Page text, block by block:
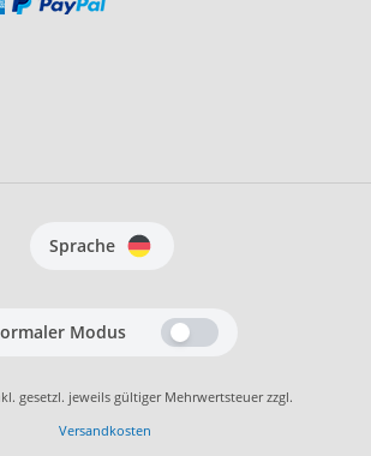
Sprache
Modus
gesetzl. jeweils gültiger Mehrwertsteuer zzgl.
Versandkosten